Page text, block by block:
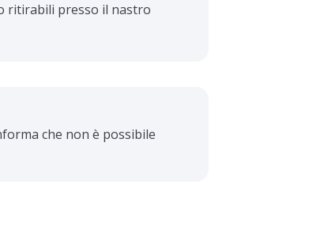
ritirabili presso il nastro
che non è possibile